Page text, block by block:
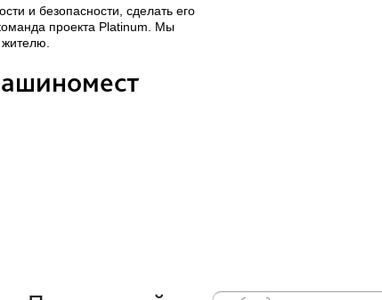
и безопасности, сделать его
проекта Platinum. Мы